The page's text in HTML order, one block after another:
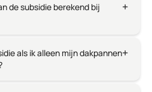
de subsidie berekend bij
als ik alleen mijn dakpannen